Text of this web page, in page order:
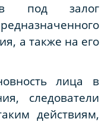
под залог
а также на его
лица в
следователи
действиям,